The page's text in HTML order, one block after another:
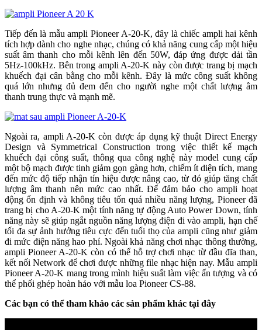
Tiếp đến là mẫu ampli Pioneer A-20-K, đây là chiếc ampli hai kênh
tích hợp dành cho nghe nhạc, chúng có khả năng cung cấp một hiệu
suất âm thanh cho mỗi kênh lên đến 50W, đáp ứng được dải tần
5Hz-100kHz. Bên trong ampli A-20-K này còn được trang bị mạch
khuếch đại cân bằng cho mỗi kênh. Đây là mức công suất không
quá lớn nhưng đủ đem đến cho người nghe một chất lượng âm
thanh trung thực và mạnh mẽ.
Ngoài ra, ampli A-20-K còn được áp dụng kỹ thuật Direct Energy
Design và Symmetrical Construction trong việc thiết kế mạch
khuếch đại công suất, thông qua công nghệ này model cung cấp
một bộ mạch được tinh giảm gọn gàng hơn, chiếm ít diện tích, mang
đến mức độ tiếp nhận tín hiệu được nâng cao, từ đó giúp tăng chất
lượng âm thanh nên mức cao nhất. Để đảm bảo cho ampli hoạt
động ổn định và không tiêu tốn quá nhiều năng lượng, Pioneer đã
trang bị cho A-20-K một tính năng tự động Auto Power Down, tính
năng này sẽ giúp ngắt nguồn năng lượng điện đi vào ampli, hạn chế
tối đa sự ảnh hưởng tiêu cực đến tuổi thọ của ampli cũng như giảm
đi mức điện năng hao phí. Ngoài khả năng chơi nhạc thông thường,
ampli Pioneer A-20-K còn có thể hỗ trợ chơi nhạc từ đầu đĩa than,
kết nối Network để chơi được những file nhạc hiện nay. Mẫu ampli
Pioneer A-20-K mang trong mình hiệu suất làm việc ấn tượng và có
thể phối ghép hoàn hảo với mẫu loa Pioneer CS-88.
Các bạn có thể tham khảo các sản phẩm khác tại đây